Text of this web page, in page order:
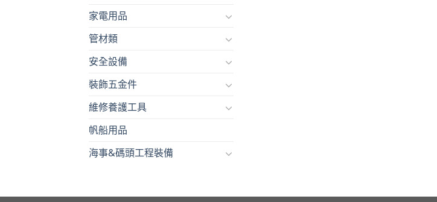
家電用品
管材類
安全設備
裝飾五金件
維修養護工具
帆船用品
海事&碼頭工程裝備